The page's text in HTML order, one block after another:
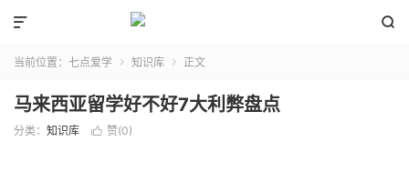


当前位置： 七点爱学  知识库  正文
马来西亚留学好不好7大利弊盘点
分类： 知识库  赞(0)